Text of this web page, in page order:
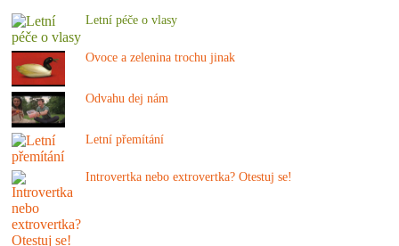
Letní péče o vlasy
Ovoce a zelenina trochu jinak
Odvahu dej nám
Letní přemítání
Introvertka nebo extrovertka? Otestuj se!